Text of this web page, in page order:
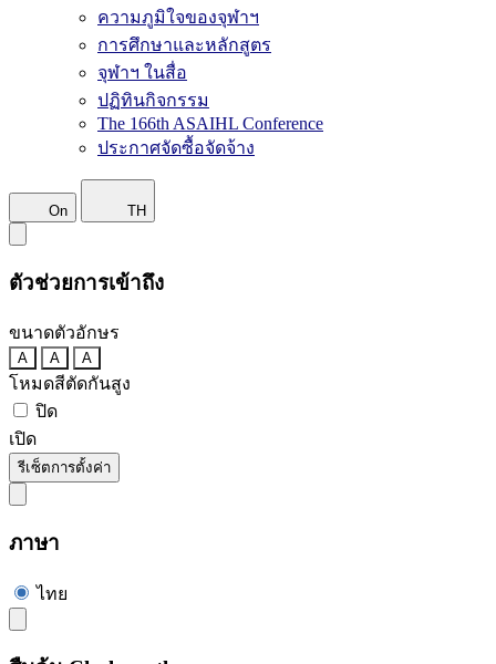
ความภูมิใจของจุฬาฯ
การศึกษาและหลักสูตร
จุฬาฯ ในสื่อ
ปฏิทินกิจกรรม
The 166th ASAIHL Conference
ประกาศจัดซื้อจัดจ้าง
On TH
ตัวช่วยการเข้าถึง
ขนาดตัวอักษร
A A A
โหมดสีตัดกันสูง
ปิด
เปิด
รีเซ็ตการตั้งค่า
ภาษา
ไทย